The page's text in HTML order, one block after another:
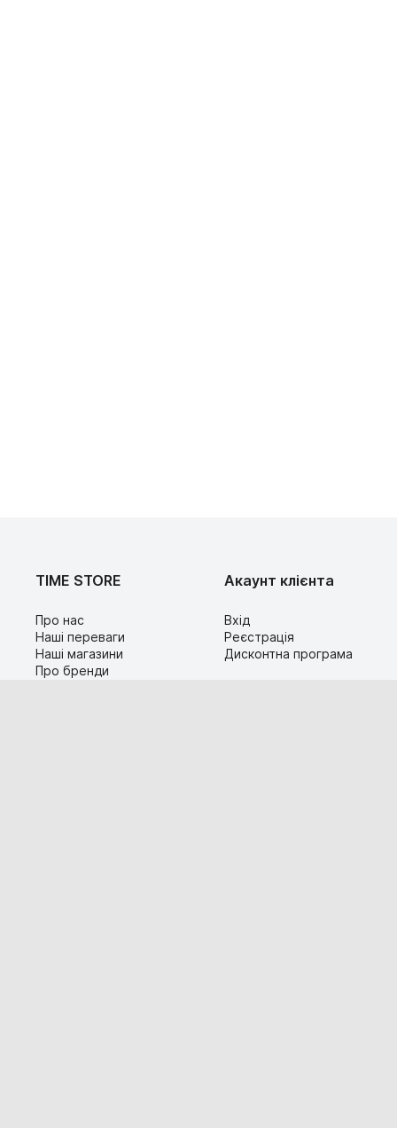
TIME STORE
Про нас
Наші переваги
Наші магазини
Про бренди
Акаунт клієнта
Вхід
Реєстрація
Дисконтна програма